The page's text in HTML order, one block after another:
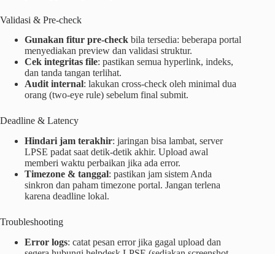
Validasi & Pre-check
Gunakan fitur pre-check bila tersedia: beberapa portal
menyediakan preview dan validasi struktur.
Cek integritas file: pastikan semua hyperlink, indeks,
dan tanda tangan terlihat.
Audit internal: lakukan cross-check oleh minimal dua
orang (two-eye rule) sebelum final submit.
Deadline & Latency
Hindari jam terakhir: jaringan bisa lambat, server
LPSE padat saat detik-detik akhir. Upload awal
memberi waktu perbaikan jika ada error.
Timezone & tanggal: pastikan jam sistem Anda
sinkron dan paham timezone portal. Jangan terlena
karena deadline lokal.
Troubleshooting
Error logs: catat pesan error jika gagal upload dan